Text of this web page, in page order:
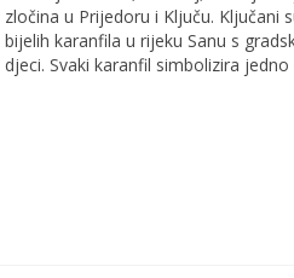
zločina u Prijedoru i Ključu.
bijelih karanfila u rijeku Sanu s
djeci. Svaki karanfil simbolizira